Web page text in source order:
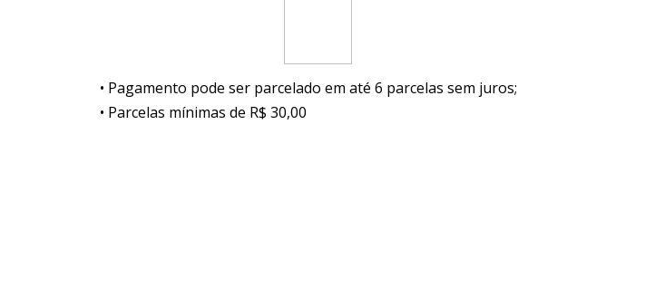
• Pagamento pode ser parcelado em até 6 parcelas sem juros;
• Parcelas mínimas de R$ 30,00